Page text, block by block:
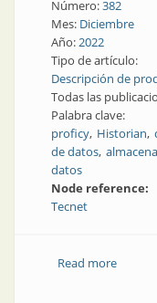
Número:382
Mes: Diciembre
Año:2022
Tipo de artículo:
Descripción de
Todas las
Palabra clave:
proficy Historian
de datos
datos
Node reference:
Tecnet
Read moreabout